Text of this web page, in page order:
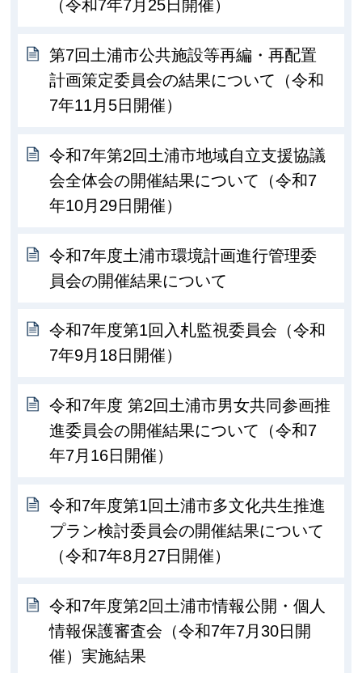
（令和7年7月25日開催）
第7回土浦市公共施設等再編・再配置
計画策定委員会の結果について（令和
7年11月5日開催）
令和7年第2回土浦市地域自立支援協議
会全体会の開催結果について（令和7
年10月29日開催）
令和7年度土浦市環境計画進行管理委
員会の開催結果について
令和7年度第1回入札監視委員会（令和
7年9月18日開催）
令和7年度 第2回土浦市男女共同参画推
進委員会の開催結果について（令和7
年7月16日開催）
令和7年度第1回土浦市多文化共生推進
プラン検討委員会の開催結果について
（令和7年8月27日開催）
令和7年度第2回土浦市情報公開・個人
情報保護審査会（令和7年7月30日開
催）実施結果